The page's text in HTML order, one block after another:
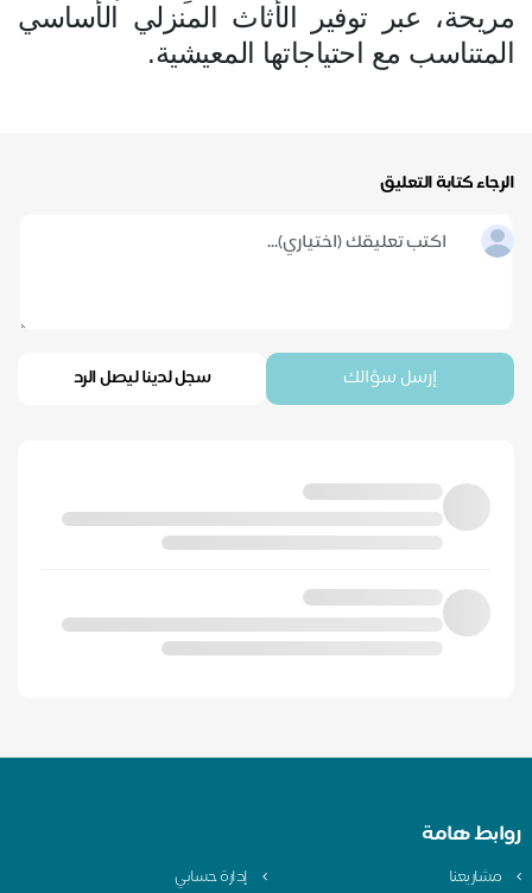
مريحة، عبر توفير الأثاث المنزلي الأساسي
المتناسب مع احتياجاتها المعيشية.
الرجاء كتابة التعليق
إرسل سؤالك سجل لدينا ليصل الرد
روابط هامة
مشاريعنا
إدارة حسابي